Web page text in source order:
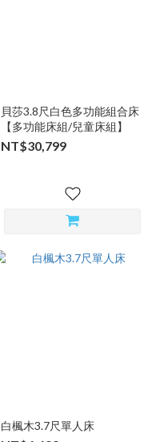
貝莎3.8尺白色多功能組合床
【多功能床組/兒童床組】
NT$30,799
白楓木3.7尺單人床